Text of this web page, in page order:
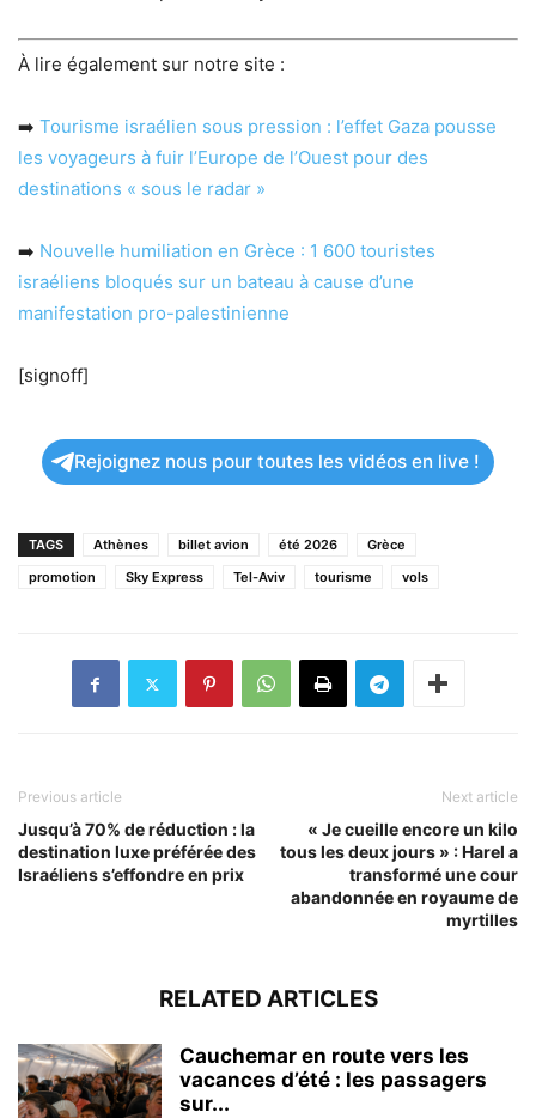
À lire également sur notre site :
➡️ Tourisme israélien sous pression : l’effet Gaza pousse
les voyageurs à fuir l’Europe de l’Ouest pour des
destinations « sous le radar »
➡️ Nouvelle humiliation en Grèce : 1 600 touristes
israéliens bloqués sur un bateau à cause d’une
manifestation pro-palestinienne
[signoff]
Rejoignez nous pour toutes les vidéos en live !
TAGS Athènes billet avion été 2026
Grèce
promotion
Sky Express Tel-Aviv tourisme vols
Previous article
Jusqu’à 70% de réduction : la
destination luxe préférée des
Israéliens s’effondre en prix
Next article
« Je cueille encore un kilo
tous les deux jours » : Harel a
transformé une cour
abandonnée en royaume de
myrtilles
RELATED ARTICLES
Cauchemar en route vers les
vacances d’été : les passagers
sur...